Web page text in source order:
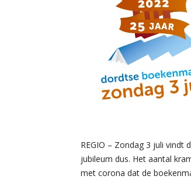
REGIO – Zondag 3 juli
jubileum dus. Het aantal
met corona dat de